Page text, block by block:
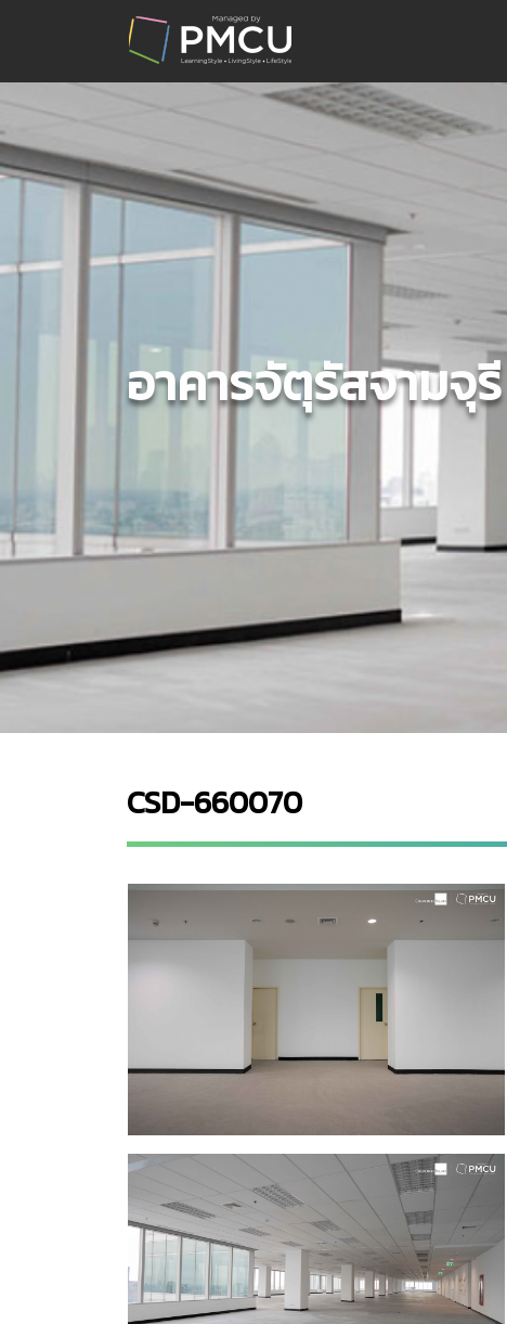
อาคารจัตุรัสจามจุรี
CSD-660070